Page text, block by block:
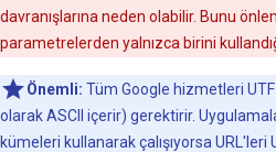
davranışlarına neden olabilir. Bunu
parametrelerden yalnızca birini
Önemli: Tüm Google hizmetleri
olarak ASCII içerir) gerektirir.
kümeleri kullanarak çalışıyorsa URL'leri